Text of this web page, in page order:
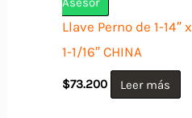
Llave Perno de 1-14″ x
1-1/16″ CHINA
$73.200 Leer más